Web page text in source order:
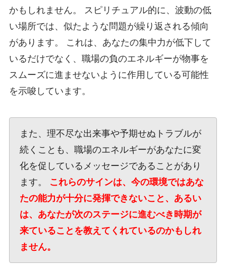
かもしれません。 スピリチュアル的に、波動の低
い場所では、似たような問題が繰り返される傾向
があります。 これは、あなたの集中力が低下して
いるだけでなく、職場の負のエネルギーが物事を
スムーズに進ませないように作用している可能性
を示唆しています。
また、理不尽な出来事や予期せぬトラブルが
続くことも、職場のエネルギーがあなたに変
化を促しているメッセージであることがあり
ます。
これらのサインは、今の環境ではあな
たの能力が十分に発揮できないこと、あるい
は、あなたが次のステージに進むべき時期が
来ていることを教えてくれているのかもしれ
ません。